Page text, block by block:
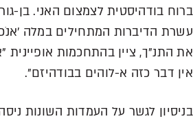
ברוח בודהיסטית לצמצום האני. בן-
עשרת הדיברות המתחילים במלה
את התנ"ך, ציין בהתחכמות אופיינית
אין דבר כזה א-לוהים בבודהיזם".
בניסיון לגשר על העמדות השונות